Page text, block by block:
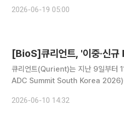
망이다. 성과에 따라 추가 기술수출
2026-06-19 05:00
[BioS]큐리언트, '이중·신
큐리언트(Qurient)는 지난 9일부터
ADC Summit South Korea 2026)
로드(dual payload) AD
2026-06-10 14:32